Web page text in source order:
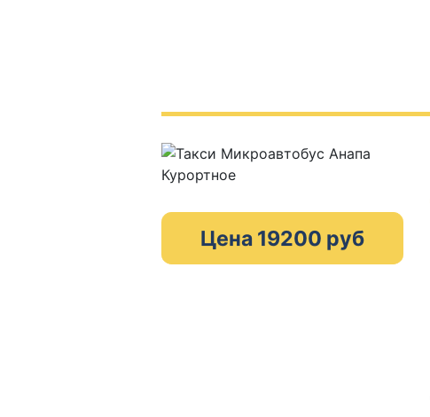
Цена 19200 руб